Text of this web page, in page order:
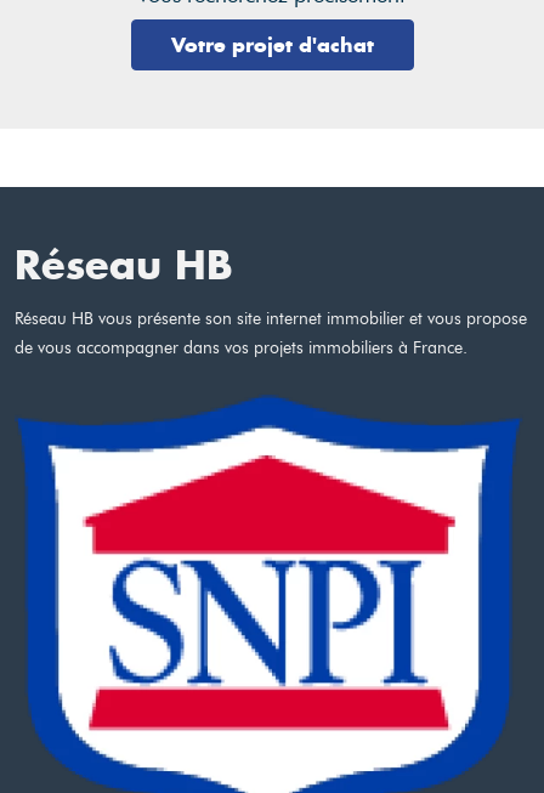
Votre projet d'achat
Réseau HB
Réseau HB vous présente son site internet immobilier et vous propose
de vous accompagner dans vos projets immobiliers à France.